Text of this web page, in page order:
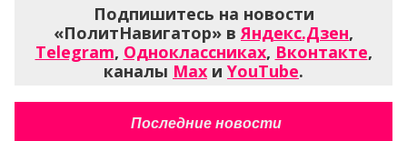
Подпишитесь на новости
«ПолитНавигатор» вЯндекс.Дзен,
Telegram, Одноклассниках, Вконтакте,
каналы Max и YouTube.
Последние новости